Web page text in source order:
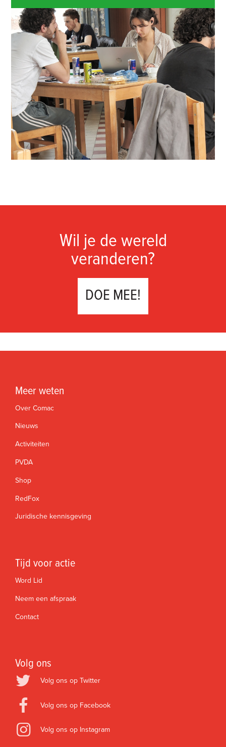
Wil je de wereld
veranderen?
DOE MEE!
Meer weten
Over Comac
Nieuws
Activiteiten
PVDA
Shop
RedFox
Juridische kennisgeving
Tijd voor actie
Word Lid
Neem een afspraak
Contact
Volg ons
Volg ons op Twitter
Volg ons op Facebook
Volg ons op Instagram